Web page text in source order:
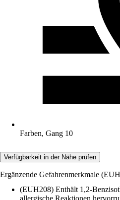
Farben, Gang 10
Verfügbarkeit in der Nähe prüfen
Ergänzende Gefahrenmerkmale
(EUH208) Enthält 1,2-
allergische Reaktionen